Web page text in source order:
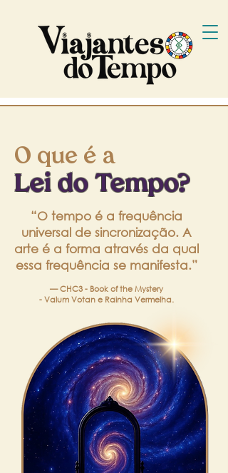
O que é a
Lei do Tempo?
“O tempo é a frequência
universal de sincronização. A
arte é a forma através da qual
essa frequência se manifesta.”
— CHC3 - Book of the Mystery
- Valum Votan e Rainha Vermelha.